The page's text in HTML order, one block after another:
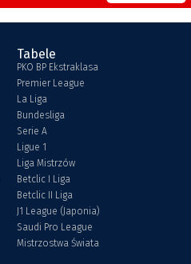
Tabele
PKO BP Ekstraklasa
Premier League
La Liga
Bundesliga
Serie A
Ligue 1
Liga Mistrzów
Betclic I Liga
Betclic II Liga
J1 League (Japonia)
Saudi Pro League
Mistrzostwa Świata